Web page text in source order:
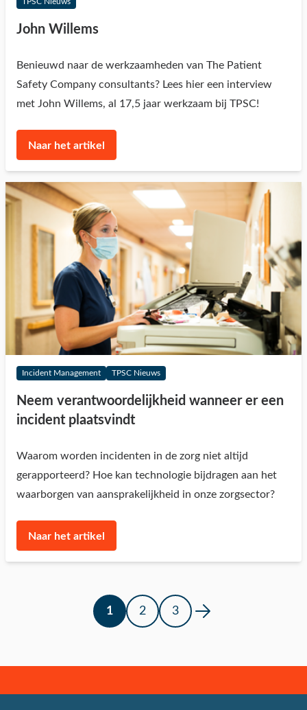
John Willems
Benieuwd naar de werkzaamheden van The Patient
Safety Company consultants? Lees hier een interview
met John Willems, al 17,5 jaar werkzaam bij TPSC!
Naar het artikel
Incident Management TPSC Nieuws
Neem verantwoordelijkheid wanneer er een
incident plaatsvindt
Waarom worden incidenten in de zorg niet altijd
gerapporteerd? Hoe kan technologie bijdragen aan het
waarborgen van aansprakelijkheid in onze zorgsector?
Naar het artikel
1 2 3